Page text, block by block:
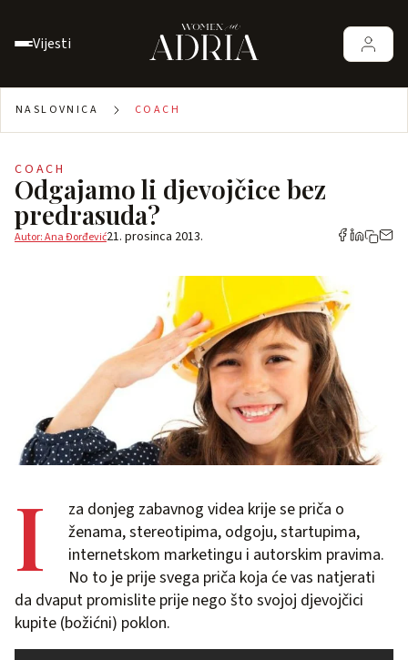
Vijesti
NASLOVNICA COACH
COACH
Odgajamo li djevojčice bez
predrasuda?
Autor: Ana Đorđević21. prosinca 2013.
I
za donjeg zabavnog videa krije se priča o
ženama, stereotipima, odgoju, startupima,
internetskom marketingu i autorskim pravima.
No to je prije svega priča koja će vas natjerati
da dvaput promislite prije nego što svojoj djevojčici
kupite (božićni) poklon.